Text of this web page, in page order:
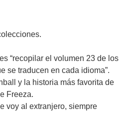
“recopilar el volumen 23 de los
se traducen en cada idioma”.
y la historia más favorita de
Freeza.
voy al extranjero, siempre